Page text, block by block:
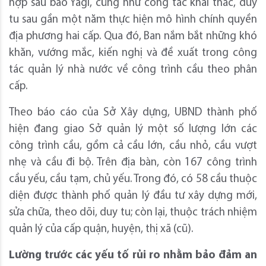
hợp sau bão Yagi, cũng như công tác khai thác, duy
tu sau gần một năm thực hiện mô hình chính quyền
địa phương hai cấp. Qua đó, Ban nắm bắt những khó
khăn, vướng mắc, kiến nghị và đề xuất trong công
tác quản lý nhà nước về công trình cầu theo phân
cấp.
Theo báo cáo của Sở Xây dựng, UBND thành phố
hiện đang giao Sở quản lý một số lượng lớn các
công trình cầu, gồm cả cầu lớn, cầu nhỏ, cầu vượt
nhẹ và cầu đi bộ. Trên địa bàn, còn 167 công trình
cầu yếu, cầu tạm, chủ yếu. Trong đó, có 58 cầu thuộc
diện được thành phố quản lý đầu tư xây dựng mới,
sửa chữa, theo dõi, duy tu; còn lại, thuộc trách nhiệm
quản lý của cấp quận, huyện, thị xã (cũ).
Lường trước các yếu tố rủi ro nhằm bảo đảm an